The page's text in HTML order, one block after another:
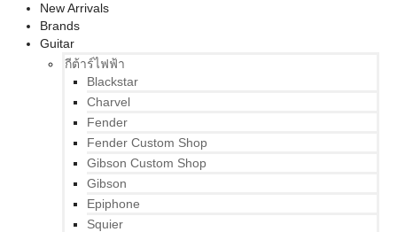
New Arrivals
Brands
Guitar
กีต้าร์ไฟฟ้า
Blackstar
Charvel
Fender
Fender Custom Shop
Gibson Custom Shop
Gibson
Epiphone
Squier